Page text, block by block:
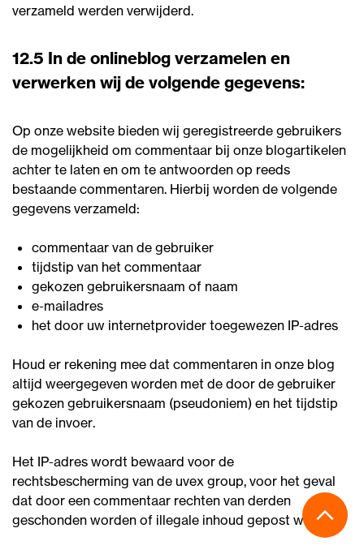
verzameld werden verwijderd.
12.5 In de onlineblog verzamelen en
verwerken wij de volgende gegevens:
Op onze website bieden wij geregistreerde gebruikers
de mogelijkheid om commentaar bij onze blogartikelen
achter te laten en om te antwoorden op reeds
bestaande commentaren. Hierbij worden de volgende
gegevens verzameld:
commentaar van de gebruiker
tijdstip van het commentaar
gekozen gebruikersnaam of naam
e-mailadres
het door uw internetprovider toegewezen IP-adres
Houd er rekening mee dat commentaren in onze blog
altijd weergegeven worden met de door de gebruiker
gekozen gebruikersnaam (pseudoniem) en het tijdstip
van de invoer.
Het IP-adres wordt bewaard voor de
rechtsbescherming van de uvex group, voor het geval
dat door een commentaar rechten van derden
geschonden worden of illegale inhoud gepost wordt.